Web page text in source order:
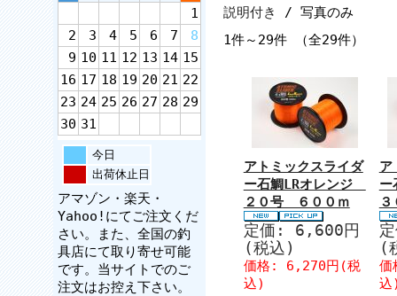
1
2
3 4 5 6 7
8
9 10 11 12 13 14 15
16 17 18 19 20 21 22
23 24 25 26 27 28 29
30 31
今日
出荷休止日
アマゾン・楽天・
Yahoo!にてご注文くだ
さい。また、全国の釣
具店にて取り寄せ可能
です。当サイトでのご
注文はお控え下さい。
説明付き
/ 写真のみ
1件～29件 （全29件）
アトミックスライダ
ー石鯛LRオレンジ
２０号 ６００ｍ
定価: 6,600円
(税込)
価格: 6,270円(税
込)
ア
(